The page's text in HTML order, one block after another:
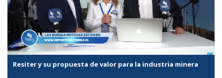
Resiter y su propuesta de valor para la industria minera